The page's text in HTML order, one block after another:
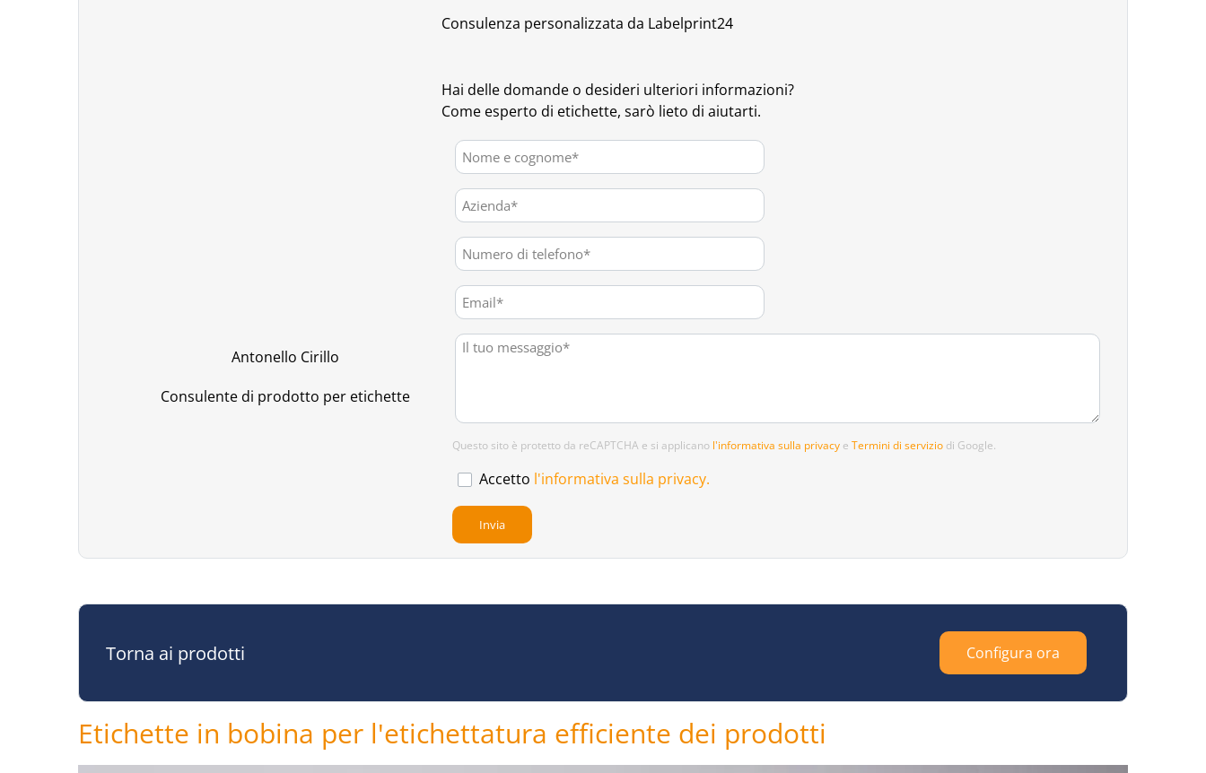
Antonello Cirillo
Consulente di prodotto per etichette
Consulenza personalizzata da Labelprint24
Hai delle domande o desideri ulteriori informazioni?
Come esperto di etichette, sarò lieto di aiutarti.
Questo sito è protetto da reCAPTCHA e si applicano l'informativa sulla privacy eTermini di servizio di Google.
Accetto l'informativa sulla privacy.
Torna ai prodotti Configura ora
Etichette in bobina per l'etichettatura efficiente dei prodotti